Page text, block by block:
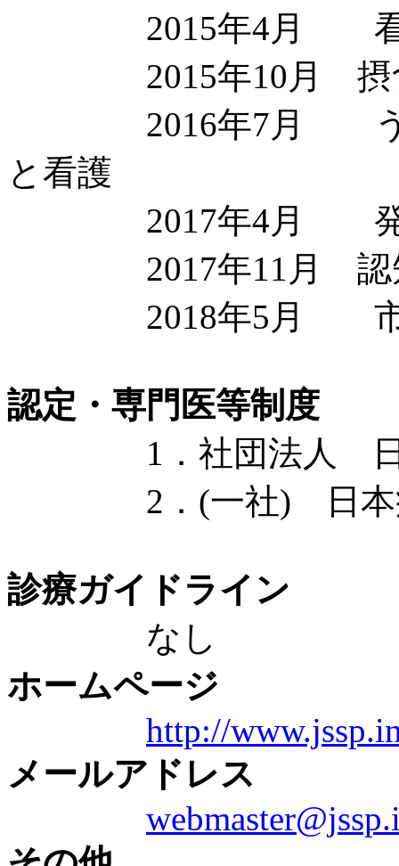
2015年4月 看護
2015年10月 摂食
2016年7月 うつ病
と看護
2017年4月 発達
2017年11月 認知
2018年5月 市販
認定・専門医等制度
1．社団法人 日本
2．(一社) 日本病
診療ガイドライン
なし
ホームページ
http://
メールアドレス